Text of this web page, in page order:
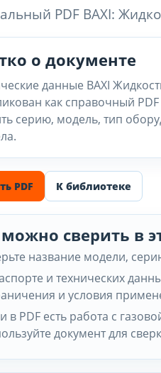
PDF BAXI:
о документе
данные BAXI
как справочный
серию, модель, тип
PDF К библиотеке
сверить в
название модели,
и технических
и условия
в PDF есть работа с
документ для